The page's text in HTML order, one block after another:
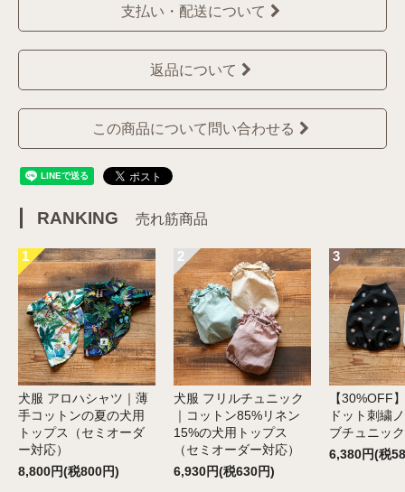
支払い・配送について
返品について
この商品について問い合わせる
RANKING 売れ筋商品
1
犬服 アロハシャツ｜薄
手コットンの夏の犬用
トップス（セミオーダ
ー対応）
8,800円(税800円)
2
犬服 フリルチュニック
｜コットン85%リネン
15%の犬用トップス
（セミオーダー対応）
6,930円(税630円)
3
【30%OFF
ドット刺繍
ブチュニック
6,380円(税